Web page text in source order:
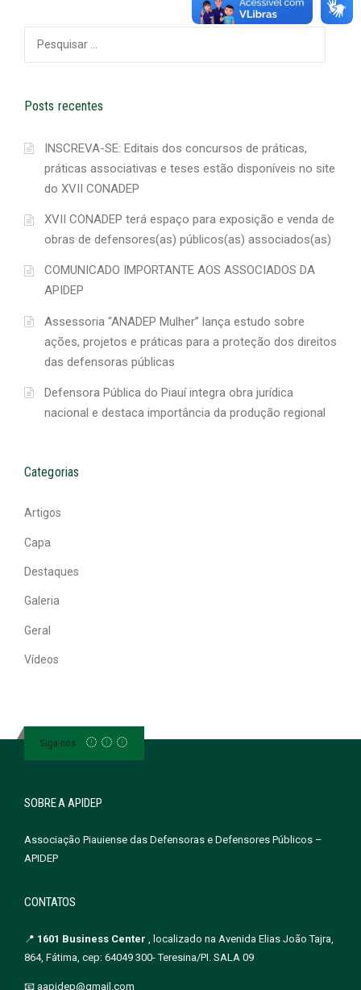
Posts recentes
INSCREVA-SE: Editais dos concursos de práticas,
práticas associativas e teses estão disponíveis no site
do XVII CONADEP
XVII CONADEP terá espaço para exposição e venda de
obras de defensores(as) públicos(as) associados(as)
COMUNICADO IMPORTANTE AOS ASSOCIADOS DA
APIDEP
Assessoria “ANADEP Mulher” lança estudo sobre
ações, projetos e práticas para a proteção dos direitos
das defensoras públicas
Defensora Pública do Piauí integra obra jurídica
nacional e destaca importância da produção regional
Categorias
Artigos
Capa
Destaques
Galeria
Geral
Vídeos
Siga-nos
SOBRE A APIDEP
Associação Piauiense das Defensoras e Defensores Públicos –
APIDEP
CONTATOS
📍 1601 Business Center , localizado na Avenida Elias João Tajra,
864, Fátima, cep: 64049 300- Teresina/PI. SALA 09
📧 aapidep@gmail.com